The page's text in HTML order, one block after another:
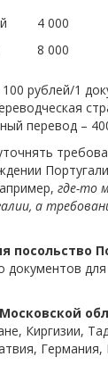
4 000
8 000
рублей/1
перевод –
где-то
а
посольство
документов
Киргизии,